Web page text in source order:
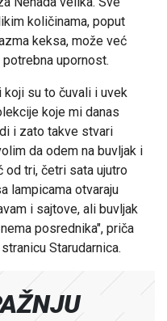
količinama, poput
keksa, može već
upornost.
su to čuvali i uvek
koje mi danas
i zato takve stvari
da odem na buvljak i
od tri, četri sata ujutro
lampicama otvaraju
i sajtove, ali buvljak
posrednika", priča
Starudarnica.